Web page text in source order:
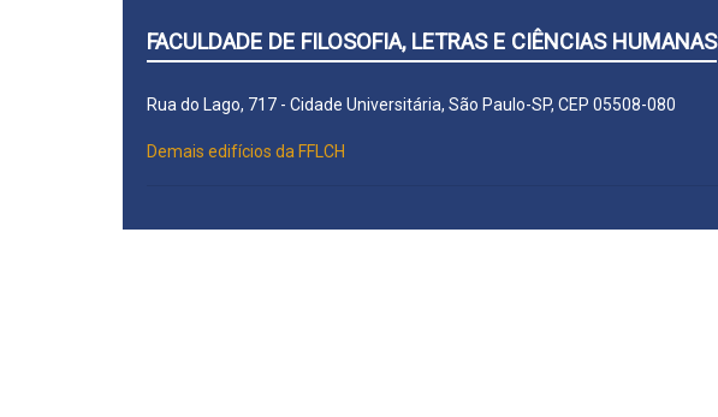
FACULDADE DE FILOSOFIA, LETRAS E CIÊNCIAS HUMANAS
Rua do Lago, 717 - Cidade Universitária, São Paulo-SP, CEP 05508-080
Demais edifícios da FFLCH